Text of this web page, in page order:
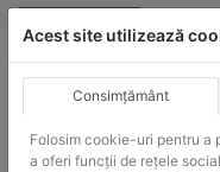
Skip
Acest site utilizează
Consimțământ
Folosim cookie-uri pentru a
a oferi funcții de rețele